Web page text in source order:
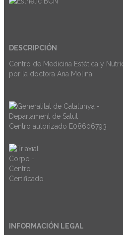
DESCRIPCIÓN
Centro de Medicina Estética y
por la doctora Ana Molina.
Centro autorizado E08606793
INFORMACIÓN LEGAL